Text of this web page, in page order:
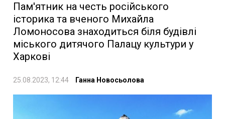
Пам'ятник на честь російського
історика та вченого Михайла
Ломоносова знаходиться біля будівлі
міського дитячого Палацу культури у
Харкові
25.08.2023, 12:44 Ганна Новосьолова